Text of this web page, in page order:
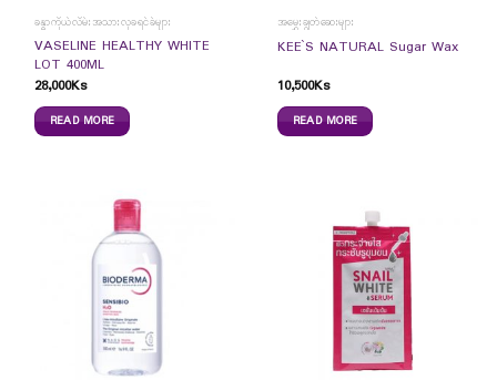
ခန္ဓာကိုယ်လိမ်းအသားလှခရင်ခ်များ
VASELINE HEALTHY WHITE
LOT 400ML
28,000Ks
READ MORE
အမွှေးချွတ်ဆေးများ
KEE`S NATURAL Sugar Wax
10,500Ks
READ MORE